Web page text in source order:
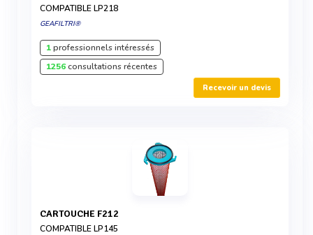
COMPATIBLE LP218
GEAFILTRI®
1professionnels intéressés
1256consultations récentes
Recevoir un devis
CARTOUCHE F212
COMPATIBLE LP145